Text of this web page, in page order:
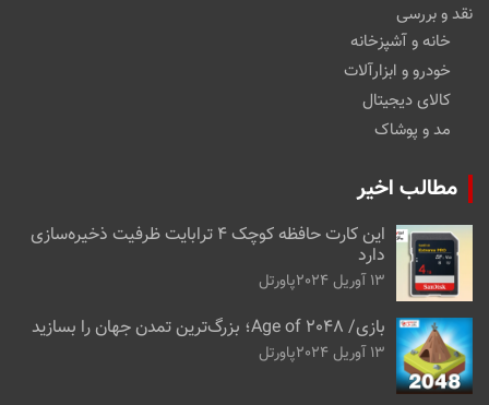
نقد و بررسی
خانه و آشپزخانه
خودرو و ابزارآلات
کالای دیجیتال
مد و پوشاک
مطالب اخیر
این کارت حافظه کوچک ۴ ترابایت ظرفیت ذخیره‌سازی
دارد
13 آوریل 2024 پاورتل
بازی/ Age of 2048؛ بزرگ‌ترین تمدن جهان را بسازید
13 آوریل 2024 پاورتل